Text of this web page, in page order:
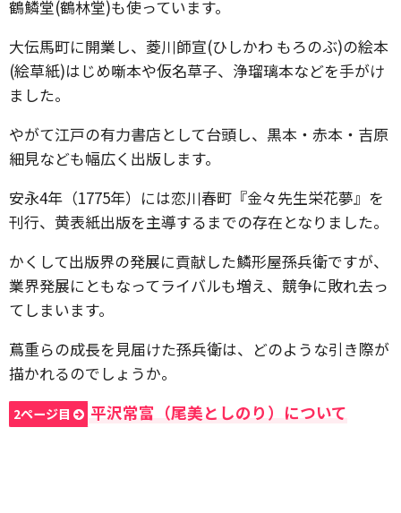
鶴鱗堂(鶴林堂)も使っています。
大伝馬町に開業し、菱川師宣(ひしかわ もろのぶ)の絵本
(絵草紙)はじめ噺本や仮名草子、浄瑠璃本などを手がけ
ました。
やがて江戸の有力書店として台頭し、黒本・赤本・吉原
細見なども幅広く出版します。
安永4年（1775年）には恋川春町『金々先生栄花夢』を
刊行、黄表紙出版を主導するまでの存在となりました。
かくして出版界の発展に貢献した鱗形屋孫兵衛ですが、
業界発展にともなってライバルも増え、競争に敗れ去っ
てしまいます。
蔦重らの成長を見届けた孫兵衛は、どのような引き際が
描かれるのでしょうか。
2ページ目 平沢常富（尾美としのり）について